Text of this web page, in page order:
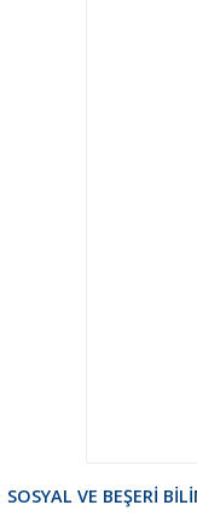
SOSYAL VE BEŞERİ